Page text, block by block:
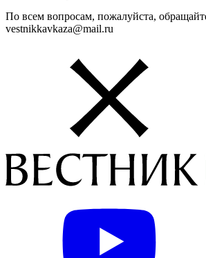
По всем вопросам, пожалуйста,
vestnikkavkaza@mail.ru